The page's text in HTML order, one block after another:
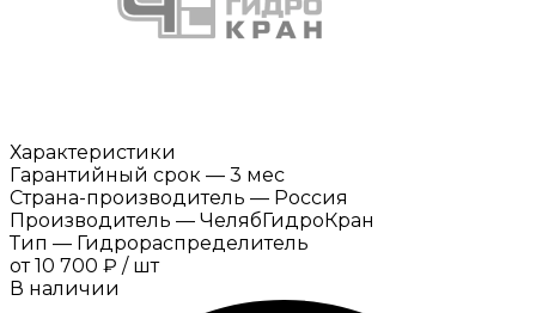
Характеристики
Гарантийный срок — 3 мес
Страна-производитель — Россия
Производитель — ЧелябГидроКран
Тип — Гидрораспределитель
от 10 700 ₽ / шт
В наличии